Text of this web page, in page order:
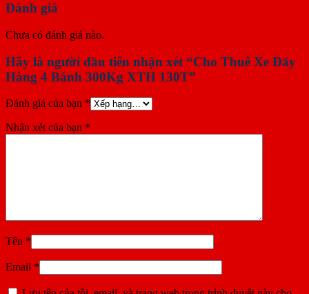
Đánh giá
Chưa có đánh giá nào.
Hãy là người đầu tiên nhận xét “Cho Thuê Xe Đẩy
Hàng 4 Bánh 300Kg XTH 130T”
Đánh giá của bạn *
Nhận xét của bạn *
Tên *
Email *